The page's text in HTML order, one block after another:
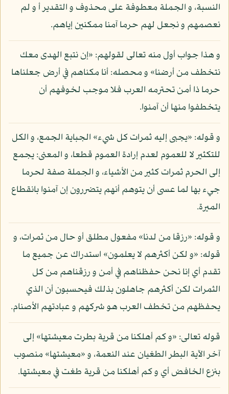
النسبة، و الجملة معطوفة على محذوف و التقدير أ و لم
نعصمهم و نجعل لهم حرما آمنا ممكنين إياهم.
و هذا جواب أول منه تعالى لقولهم: «إن نتبع الهدى معك
نتخطف من أرضنا» و محصله: أنا مكناهم في أرض جعلناها
حرما ذا أمن تحترمه العرب فلا موجب لخوفهم أن
يتخطفوا منها أن آمنوا.
و قوله: «يجبى إليه ثمرات كل شيء» الجباية الجمع، و الكل
للتكثير لا للعموم لعدم إرادة العموم قطعا، و المعنى: يجمع
إلى الحرم ثمرات كثير من الأشياء، و الجملة صفة لحرما
جيء بها لما عسى أن يتوهم أنهم يتضررون إن آمنوا بانقطاع
الميرة.
و قوله: «رزقا من لدنا» مفعول مطلق أو حال من ثمرات، و
قوله: «و لكن أكثرهم لا يعلمون» استدراك عن جميع ما
تقدم أي إنا نحن حفظناهم في أمن و رزقناهم من كل
الثمرات لكن أكثرهم جاهلون بذلك فيحسبون أن الذي
يحفظهم من تخطف العرب هو شركهم و عبادتهم الأصنام.
قوله تعالى: «و كم أهلكنا من قرية بطرت معيشتها» إلى
آخر الآية البطر الطغيان عند النعمة، و «معيشتها» منصوب
بنزع الخافض أي و كم أهلكنا من قرية طغت في معيشتها.